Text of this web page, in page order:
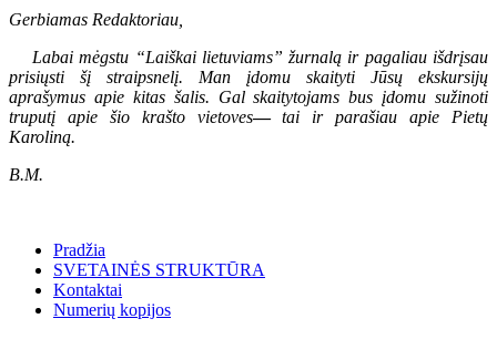
Gerbiamas Redaktoriau,
Labai mėgstu “Laiškai lietuviams” žurnalą ir pagaliau išdrįsau
prisiųsti šį straipsnelį. Man įdomu skaityti Jūsų ekskursijų
aprašymus apie kitas šalis. Gal skaitytojams bus įdomu sužinoti
truputį apie šio krašto vietoves—tai ir parašiau apie Pietų
Karoliną.
B.M.
Pradžia
SVETAINĖS STRUKTŪRA
Kontaktai
Numerių kopijos